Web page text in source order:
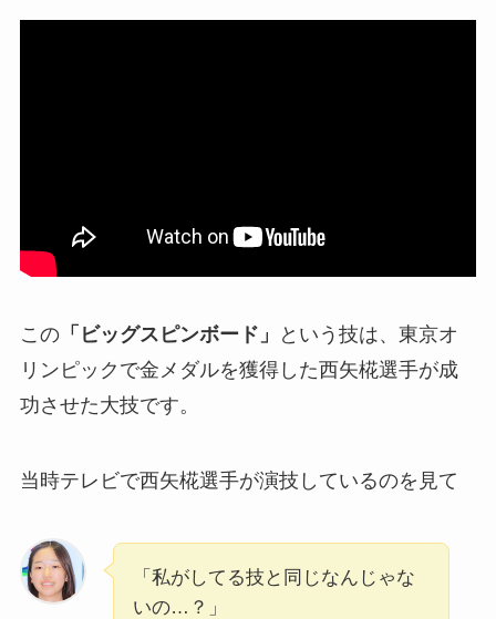
この「ビッグスピンボード」
という技は、東京オ
リンピックで金メダルを獲得した西矢椛選手が成
功させた大技です。
当時テレビで西矢椛選手が演技しているのを見て
「私がしてる技と同じなんじゃな
いの…？」